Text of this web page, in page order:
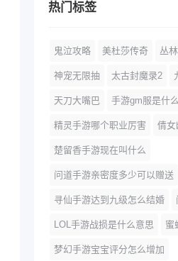
热门标签
鬼泣攻略 美杜莎传奇 丛
神宠无限抽 太古封魔录2
天刀大嘴巴 手游gm服是什
精灵手游哪个职业厉害 倩女
楚留香手游现在叫什么
问道手游亲密度多少可以赠送
寻仙手游达到九级怎么结婚
LOL手游战损是什么意思 蜜
梦幻手游宝宝评分怎么增加